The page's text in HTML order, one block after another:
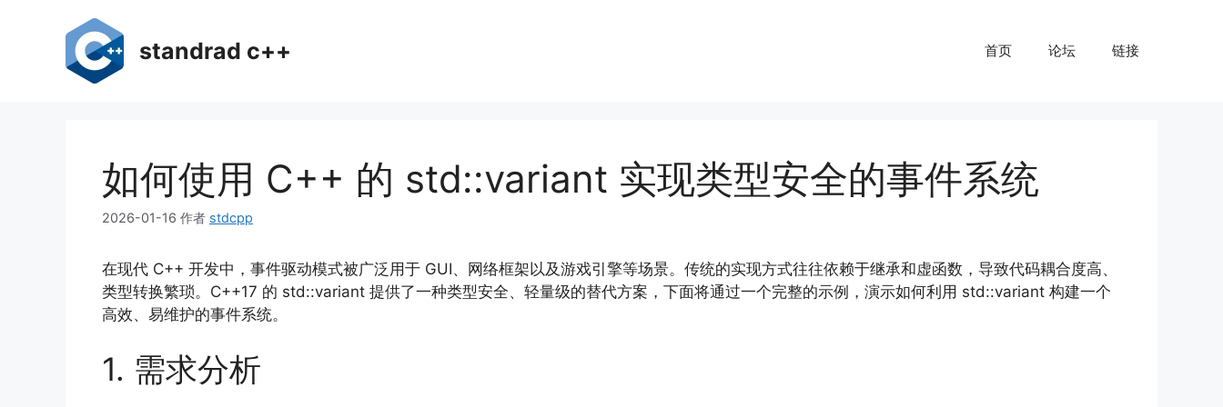
standrad c++ 首页 论坛 链接
如何使用 C++ 的 std::variant 实现类型安全的事件系统
2026-01-16 作者 stdcpp
在现代 C++ 开发中，事件驱动模式被广泛用于 GUI、网络框架以及游戏引擎等场景。传统的实现方式往往依赖于继承和虚函数，导致代码耦合度高、
类型转换繁琐。C++17 的 std::variant 提供了一种类型安全、轻量级的替代方案，下面将通过一个完整的示例，演示如何利用 std::variant 构建一个
高效、易维护的事件系统。
1. 需求分析